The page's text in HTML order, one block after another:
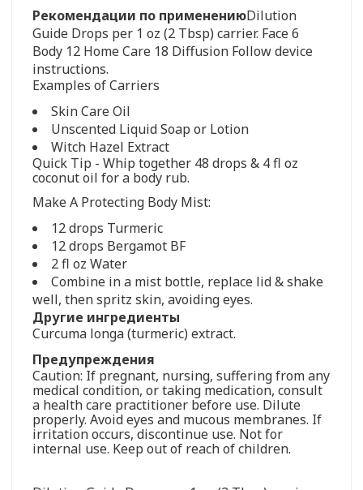
Рекомендации по применениюDilution
Guide Drops per 1 oz (2 Tbsp) carrier. Face 6
Body 12 Home Care 18 Diffusion Follow device
instructions.
Examples of Carriers
Skin Care Oil
Unscented Liquid Soap or Lotion
Witch Hazel Extract
Quick Tip - Whip together 48 drops & 4 fl oz
coconut oil for a body rub.
Make A Protecting Body Mist:
12 drops Turmeric
12 drops Bergamot BF
2 fl oz Water
Combine in a mist bottle, replace lid & shake
well, then spritz skin, avoiding eyes.
Другие ингредиенты
Curcuma longa (turmeric) extract.
Предупреждения
Caution: If pregnant, nursing, suffering from any
medical condition, or taking medication, consult
a health care practitioner before use. Dilute
properly. Avoid eyes and mucous membranes. If
irritation occurs, discontinue use. Not for
internal use. Keep out of reach of children.